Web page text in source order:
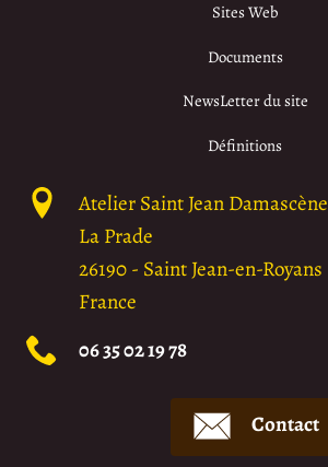
Sites Web
Documents
NewsLetter du site
Définitions
Atelier Saint Jean Damascène
La Prade
26190- Saint Jean-en-Royans
France
06 35 02 19 78
Contact